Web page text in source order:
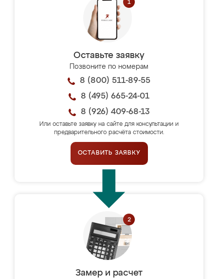
Оставьте заявку
Позвоните по номерам
8 (800) 511-89-55
8 (495) 665-24-01
8 (926) 409-68-13
Или оставьте заявку на сайте для консультации и
предварительного расчёта стоимости.
ОСТАВИТЬ ЗАЯВКУ
Замер и расчет